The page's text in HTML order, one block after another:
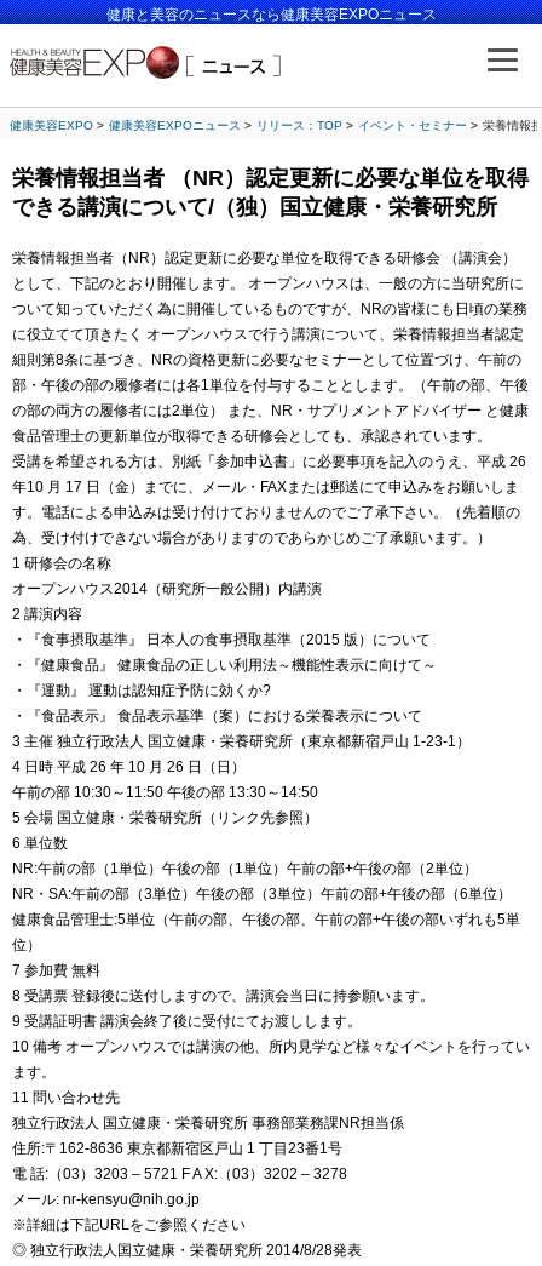
健康と美容のニュースなら健康美容EXPOニュース
健康美容EXPO 健康美容EXPOニュース リリース：TOP イベント・セミナー 栄養情報
栄養情報担当者 （NR）認定更新に必要な単位を取得
できる講演について/（独）国立健康・栄養研究所
栄養情報担当者（NR）認定更新に必要な単位を取得できる研修会 （講演会）
として、下記のとおり開催します。 オープンハウスは、一般の方に当研究所に
ついて知っていただく為に開催しているものですが、NRの皆様にも日頃の業務
に役立てて頂きたく オープンハウスで行う講演について、栄養情報担当者認定
細則第8条に基づき、NRの資格更新に必要なセミナーとして位置づけ、午前の
部・午後の部の履修者には各1単位を付与することとします。（午前の部、午後
の部の両方の履修者には2単位） また、NR・サプリメントアドバイザー と健康
食品管理士の更新単位が取得できる研修会としても、承認されています。
受講を希望される方は、別紙「参加申込書」に必要事項を記入のうえ、平成 26
年10 月 17 日（金）までに、メール・FAXまたは郵送にて申込みをお願いしま
す。電話による申込みは受け付けておりませんのでご了承下さい。（先着順の
為、受け付けできない場合がありますのであらかじめご了承願います。）
1 研修会の名称
オープンハウス2014（研究所一般公開）内講演
2 講演内容
・『食事摂取基準』 日本人の食事摂取基準（2015 版）について
・『健康食品』 健康食品の正しい利用法～機能性表示に向けて～
・『運動』 運動は認知症予防に効くか?
・『食品表示』 食品表示基準（案）における栄養表示について
3 主催 独立行政法人 国立健康・栄養研究所（東京都新宿戸山 1-23-1）
4 日時 平成 26 年 10 月 26 日（日）
午前の部 10:30～11:50 午後の部 13:30～14:50
5 会場 国立健康・栄養研究所（リンク先参照）
6 単位数
NR:午前の部（1単位）午後の部（1単位）午前の部+午後の部（2単位）
NR・SA:午前の部（3単位）午後の部（3単位）午前の部+午後の部（6単位）
健康食品管理士:5単位（午前の部、午後の部、午前の部+午後の部いずれも5単
位）
7 参加費 無料
8 受講票 登録後に送付しますので、講演会当日に持参願います。
9 受講証明書 講演会終了後に受付にてお渡しします。
10 備考 オープンハウスでは講演の他、所内見学など様々なイベントを行ってい
ます。
11 問い合わせ先
独立行政法人 国立健康・栄養研究所 事務部業務課NR担当係
住所:〒162-8636 東京都新宿区戸山 1 丁目23番1号
電 話:（03）3203 – 5721 F A X:（03）3202 – 3278
メール: nr-kensyu@nih.go.jp
※詳細は下記URLをご参照ください
◎ 独立行政法人国立健康・栄養研究所 2014/8/28発表